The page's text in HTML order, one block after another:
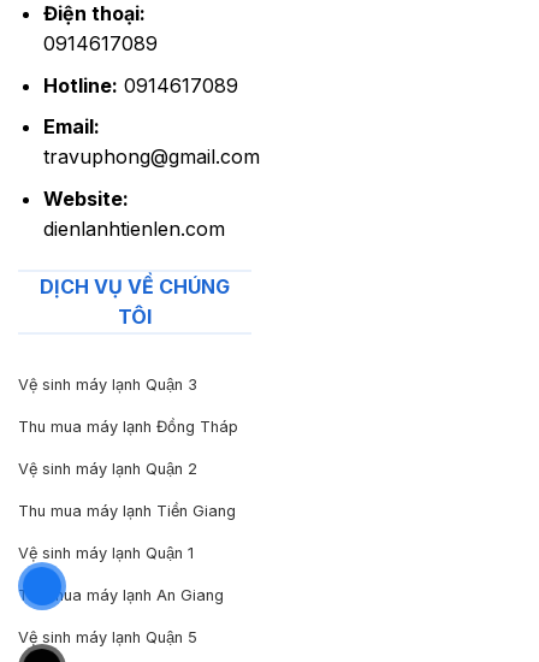
Điện thoại:
0914617089
Hotline: 0914617089
Email:
travuphong@gmail.com
Website:
dienlanhtienlen.com
DỊCH VỤ VỀ CHÚNG
TÔI
Vệ sinh máy lạnh Quận 3
Thu mua máy lạnh Đồng Tháp
Vệ sinh máy lạnh Quận 2
Thu mua máy lạnh Tiền Giang
Vệ sinh máy lạnh Quận 1
Thu mua máy lạnh An Giang
Vệ sinh máy lạnh Quận 5